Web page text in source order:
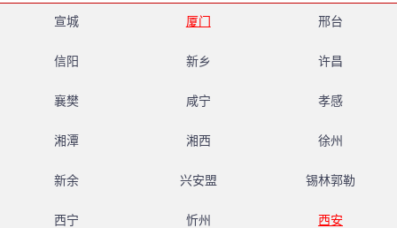
宣城 厦门 邢台
信阳 新乡 许昌
襄樊 咸宁 孝感
湘潭 湘西 徐州
新余 兴安盟 锡林郭勒
西宁 忻州 西安